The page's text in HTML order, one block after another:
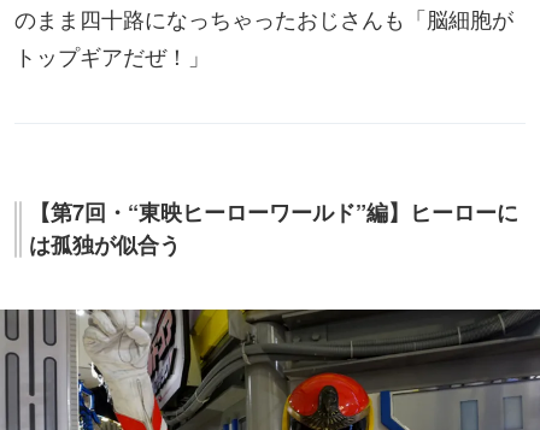
のまま四十路になっちゃったおじさんも「脳細胞が
トップギアだぜ！」
【第7回・“東映ヒーローワールド”編】ヒーローに
は孤独が似合う